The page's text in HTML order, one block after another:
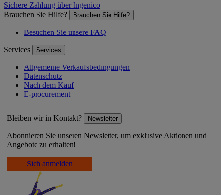
Sichere Zahlung über Ingenico
Brauchen Sie Hilfe?
Brauchen Sie Hilfe?
Besuchen Sie unsere FAQ
Services Services
Allgemeine Verkaufsbedingungen
Datenschutz
Nach dem Kauf
E-procurement
Bleiben wir in Kontakt? Newsletter
Abonnieren Sie unseren Newsletter, um exklusive Aktionen und
Angebote zu erhalten!
Sich anmelden